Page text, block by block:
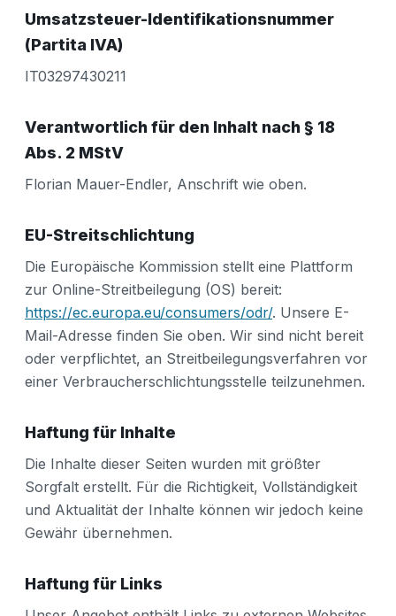
Umsatzsteuer-Identifikationsnummer
(Partita IVA)
IT03297430211
Verantwortlich für den Inhalt nach § 18
Abs. 2 MStV
Florian Mauer-Endler, Anschrift wie oben.
EU-Streitschlichtung
Die Europäische Kommission stellt eine Plattform
zur Online-Streitbeilegung (OS) bereit:
https://ec.europa.eu/consumers/odr/. Unsere E-
Mail-Adresse finden Sie oben. Wir sind nicht bereit
oder verpflichtet, an Streitbeilegungsverfahren vor
einer Verbraucherschlichtungsstelle teilzunehmen.
Haftung für Inhalte
Die Inhalte dieser Seiten wurden mit größter
Sorgfalt erstellt. Für die Richtigkeit, Vollständigkeit
und Aktualität der Inhalte können wir jedoch keine
Gewähr übernehmen.
Haftung für Links